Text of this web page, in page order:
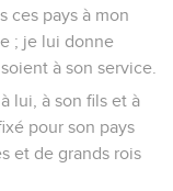
ces pays à mon
; je lui donne
à son service.
lui, à son fils et à
pour son pays
et de grands rois